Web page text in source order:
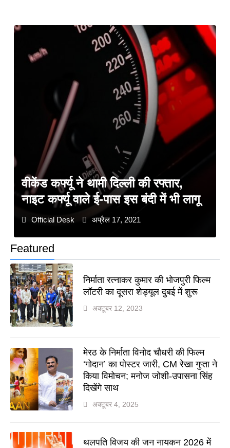
Featured
निर्माता रत्नाकर कुमार की भोजपुरी फिल्म
लॉटरी का दूसरा शेड्यूल दुबई में शुरू
अक्टूबर 12, 2023
मेरठ के निर्माता विनोद चौधरी की फिल्म
‘गोदान’ का पोस्टर जारी, CM रेखा गुप्ता ने
किया विमोचन; मनोज जोशी-उपासना सिंह
दिखेंगे साथ
अक्टूबर 4, 2025
थलपति विजय की जन नायकन 2026 में
वीकेंड कर्फ्यू ने थामी दिल्ली की रफ्तार,
नाइट कर्फ्यू वाले ई-पास इस बंदी में भी लागू
Official Desk अप्रैल 17, 2021